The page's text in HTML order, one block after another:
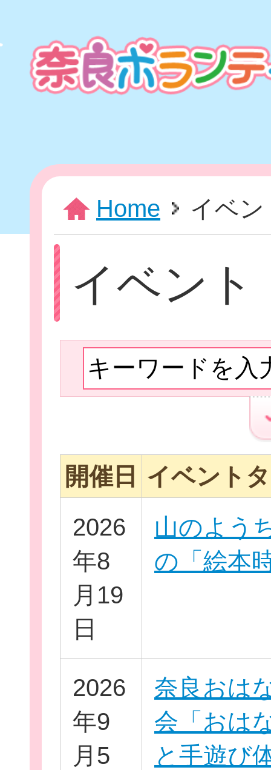
HOME
Let'sボランテ
子ども向けボ
ボランティア
イベント・講
助成情報を探す
Home イベ
イベント
開催日
イベント
2026
年8
月19
日
山のよう
の「絵本
2026
年9
月5
奈良おは
会「おは
と手遊び